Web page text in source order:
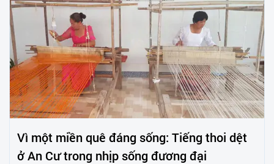
Vì một miền quê đáng sống: Tiếng thoi dệt
ở An Cư trong nhịp sống đương đại